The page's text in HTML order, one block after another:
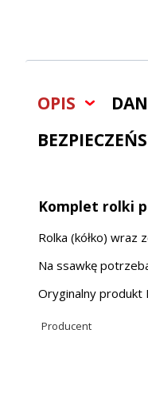
OPIS
Komplet rolki
Rolka (kółko) wraz
Na ssawkę
Oryginalny produkt
Producent